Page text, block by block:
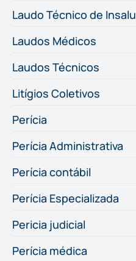
Laudo Técnico de
Laudos Médicos
Laudos Técnicos
Litígios Coletivos
Perícia
Perícia Administrativa
Perícia contábil
Perícia Especializada
Pericia judicial
Perícia médica